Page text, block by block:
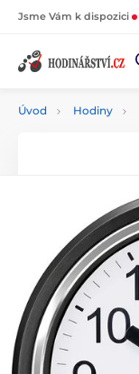
Jsme Vám k dispozici
Úvod Hodiny